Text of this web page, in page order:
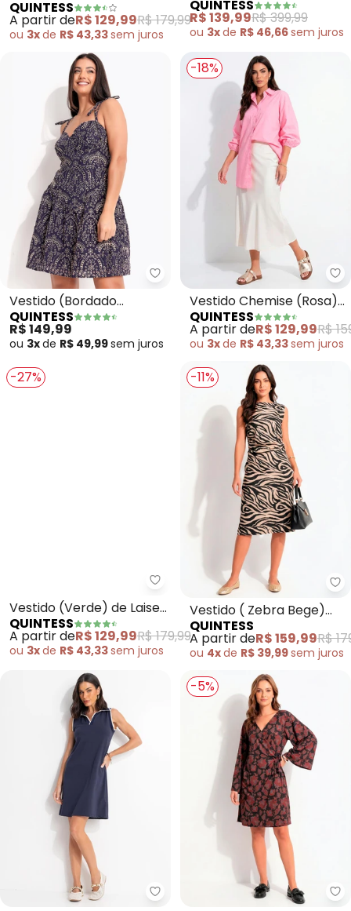
Vermelho) em Tecido de
Poliéster
QUINTESS
A partir deR$ 129,99R$ 179,99
ou 3xde R$ 43,33sem juros
Paetê
QUINTESS
R$ 139,99R$ 399,99
ou 3xde R$ 46,66sem juros
Quintess - Vestido (Bordado
Vestido (Bordado
Marinho)Em Algodão
com Poliéster
QUINTESS
R$ 149,99
ou 3xde R$ 49,99sem juros
-18%
Vestido Chemise (Rosa)
em Tricoline
QUINTESS
A partir deR$ 129,99R$
ou 3xde R$ 43,33sem juros
-27%
Quintess - Vestido (Verde) de
Vestido (Verde) de Laise
Cintura Marcada
QUINTESS
A partir deR$ 129,99R$ 179,99
ou 3xde R$ 43,33sem juros
-11%
Vestido ( Zebra Bege)
em Poliéster
QUINTESS
A partir deR$ 159,99R$
ou 4xde R$ 39,99sem juros
Quintess - Vestido (Azul) Gola
-5%